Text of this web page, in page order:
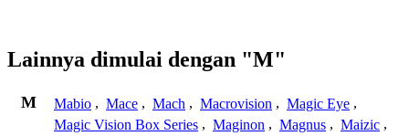
Lainnya dimulai dengan "M"
M Mabio , Mace , Mach , Macrovision , Magic Eye ,
Magic Vision Box Series , Maginon , Magnus , Maizic ,